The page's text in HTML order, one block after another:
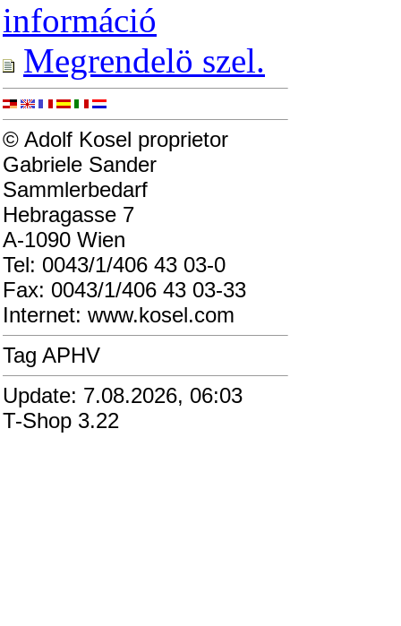
információ
Megrendelö szel.
© Adolf Kosel proprietor
Gabriele Sander
Sammlerbedarf
Hebragasse 7
A-1090 Wien
Tel: 0043/1/406 43 03-0
Fax: 0043/1/406 43 03-33
Internet: www.kosel.com
Tag APHV
Update: 7.08.2026, 06:03
T-Shop 3.22